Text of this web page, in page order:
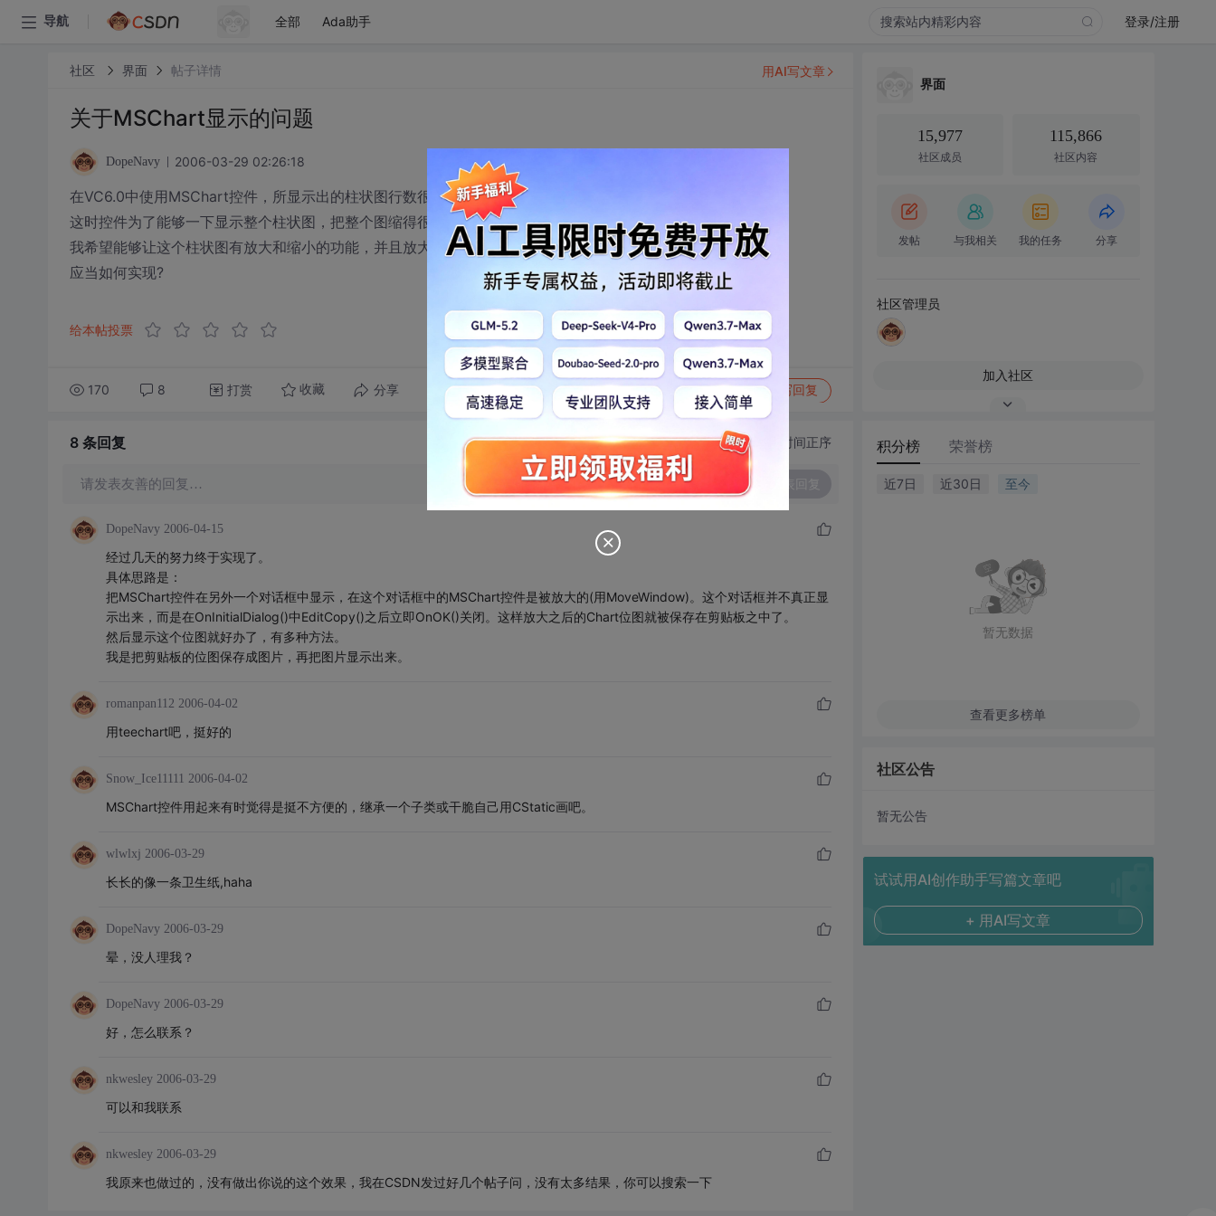
导航 全部 Ada助手 登录/注册
社区 界面 帖子详情
关于MSChart显示的问题
DopeNavy 2006-03-29 02:26:18
在VC6.0中使用MSChart控件，所显示出的柱状图行数很多(4、50行)，长长的像一条卫生纸。
这时控件为了能够一下显示整个柱状图，把整个图缩得很小，以致于根本看不清图中的文字。
我希望能够让这个柱状图有放大和缩小的功能，并且放大后还能够用滚动条浏览图的各个区域。
应当如何实现?
给本帖投票
170 8 打赏 收藏 分享 转发到动态 举报 写回复
用AI写文章
8 条回复 切换为时间正序
请发表友善的回复…
DopeNavy 2006-04-15
经过几天的努力终于实现了。
具体思路是：
把MSChart控件在另外一个对话框中显示，在这个对话框中的MSChart控件是被放大的(用MoveWindow)。这个对话框并不真正显
示出来，而是在OnInitialDialog()中EditCopy()之后立即OnOK()关闭。这样放大之后的Chart位图就被保存在剪贴板之中了。
然后显示这个位图就好办了，有多种方法。
我是把剪贴板的位图保存成图片，再把图片显示出来。
romanpan112 2006-04-02
用teechart吧，挺好的
Snow_Ice11111 2006-04-02
MSChart控件用起来有时觉得是挺不方便的，继承一个子类或干脆自己用CStatic画吧。
wlwlxj 2006-03-29
长长的像一条卫生纸,haha
DopeNavy 2006-03-29
晕，没人理我？
DopeNavy 2006-03-29
好，怎么联系？
nkwesley 2006-03-29
可以和我联系
nkwesley 2006-03-29
我原来也做过的，没有做出你说的这个效果，我在CSDN发过好几个帖子问，没有太多结果，你可以搜索一下
界面
15,977
社区成员
115,866
社区内容
发帖 与我相关 我的任务 分享
社区管理员
加入社区
积分榜 荣誉榜
近7日 近30日 至今
暂无数据
查看更多榜单
社区公告
暂无公告
试试用AI创作助手写篇文章吧
+ 用AI写文章